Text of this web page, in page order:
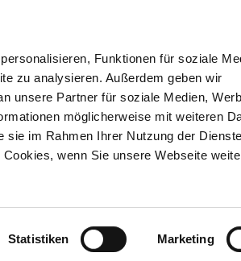
Funktionen für soziale
zu analysieren. Außerdem geben wir
unsere Partner für soziale Medien,
möglicherweise mit weiteren
sie im Rahmen Ihrer Nutzung der Dienste
wenn Sie unsere Webseite
Statistiken Marketing